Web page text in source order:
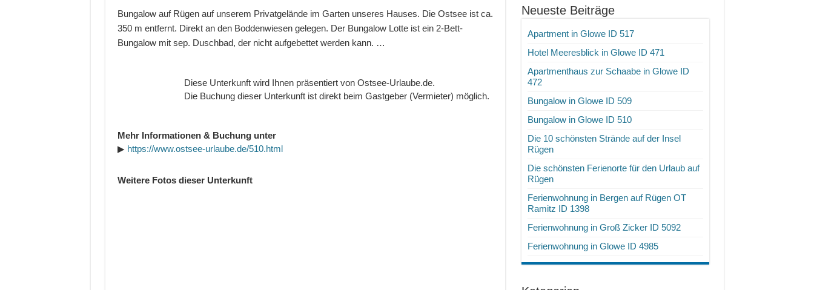
Bungalow auf Rügen auf unserem Privatgelände im Garten unseres Hauses. Die Ostsee ist ca.
350 m entfernt. Direkt an den Boddenwiesen gelegen. Der Bungalow Lotte ist ein 2-Bett-
Bungalow mit sep. Duschbad, der nicht aufgebettet werden kann. …
Diese Unterkunft wird Ihnen präsentiert von Ostsee-Urlaube.de.
Die Buchung dieser Unterkunft ist direkt beim Gastgeber (Vermieter) möglich.
Mehr Informationen & Buchung unter
▶ https://www.ostsee-urlaube.de/510.html
Weitere Fotos dieser Unterkunft
Neueste Beiträge
Apartment in Glowe ID 517
Hotel Meeresblick in Glowe ID 471
Apartmenthaus zur Schaabe in Glowe ID
472
Bungalow in Glowe ID 509
Bungalow in Glowe ID 510
Die 10 schönsten Strände auf der Insel
Rügen
Die schönsten Ferienorte für den Urlaub auf
Rügen
Ferienwohnung in Bergen auf Rügen OT
Ramitz ID 1398
Ferienwohnung in Groß Zicker ID 5092
Ferienwohnung in Glowe ID 4985